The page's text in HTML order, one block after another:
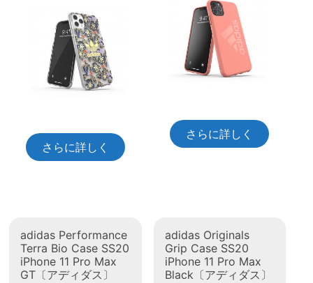
さらに詳しく
さらに詳しく
adidas Performance
Terra Bio Case SS20
iPhone 11 Pro Max
GT〔アディダス〕
adidas Originals
Grip Case SS20
iPhone 11 Pro Max
Black〔アディダス〕